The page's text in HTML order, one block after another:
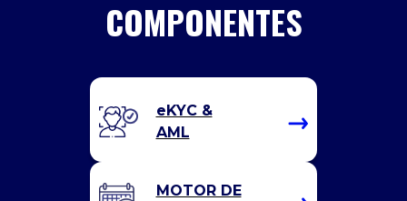
COMPONENTES
eKYC &
AML
MOTOR DE